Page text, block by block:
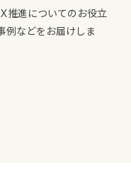
推進についてのお役立
例などをお届けしま